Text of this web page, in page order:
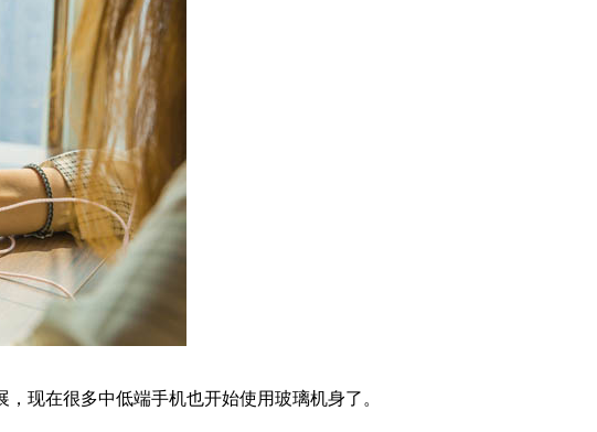
现在很多中低端手机也开始使用玻璃机身了。